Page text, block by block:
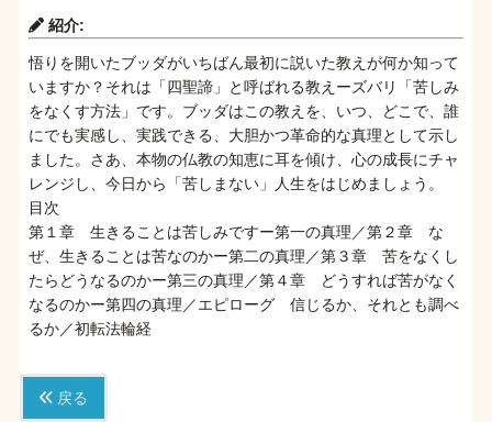
紹介:
悟りを開いたブッダがいちばん最初に説いた教えが何か知って
いますか？それは「四聖諦」と呼ばれる教えーズバリ「苦しみ
をなくす方法」です。ブッダはこの教えを、いつ、どこで、誰
にでも実感し、実践できる、大胆かつ革命的な真理として示し
ました。さあ、本物の仏教の知恵に耳を傾け、心の成長にチャ
レンジし、今日から「苦しまない」人生をはじめましょう。
目次
第１章 生きることは苦しみですー第一の真理／第２章 な
ぜ、生きることは苦なのかー第二の真理／第３章 苦をなくし
たらどうなるのかー第三の真理／第４章 どうすれば苦がなく
なるのかー第四の真理／エピローグ 信じるか、それとも調べ
るか／初転法輪経
戻る